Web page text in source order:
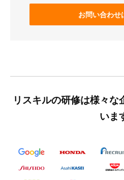
お問い合わせ
リスキルの研修は様々
いま